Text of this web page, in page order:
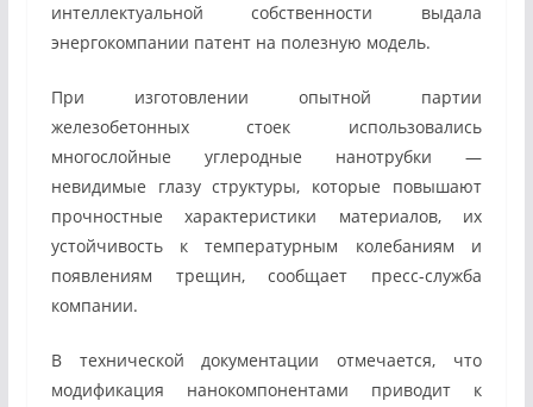
интеллектуальной собственности выдала
энергокомпании патент на полезную модель.
При изготовлении опытной партии
железобетонных стоек использовались
многослойные углеродные нанотрубки —
невидимые глазу структуры, которые повышают
прочностные характеристики материалов, их
устойчивость к температурным колебаниям и
появлениям трещин, сообщает пресс-служба
компании.
В технической документации отмечается, что
модификация нанокомпонентами приводит к